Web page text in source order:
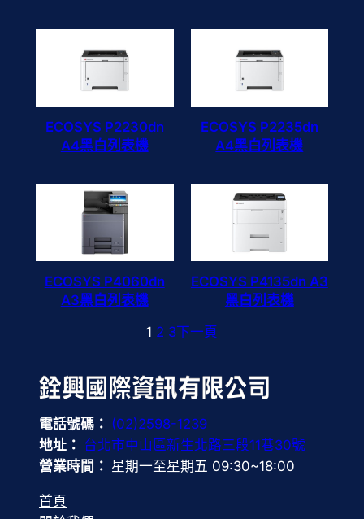
ECOSYS P2230dn
A4黑白列表機
ECOSYS P2235dn
A4黑白列表機
ECOSYS P4060dn
A3黑白列表機
ECOSYS P4135dn A3
黑白列表機
1 2 3下一頁
電話號碼： (02)2598-1239
地址： 台北市中山區新生北路三段11巷30號
營業時間： 星期一至星期五 09:30~18:00
首頁